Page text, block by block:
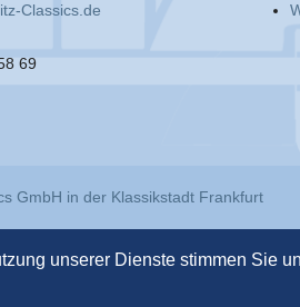
unserer Dienste stimmen Sie
Classics.de
69
GmbH in der Klassikstadt Frankfurt